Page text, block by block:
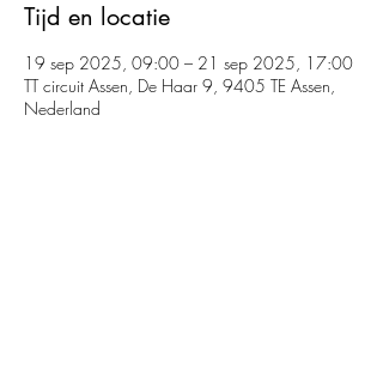
Tijd en locatie
19 sep 2025, 09:00 – 21 sep 2025, 17:00
TT circuit Assen, De Haar 9, 9405 TE Assen,
Nederland